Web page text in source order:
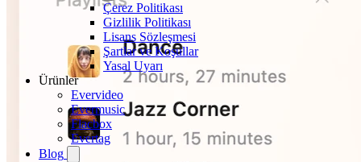
Çerez Politikası
Gizlilik Politikası
Lisans Sözleşmesi
Şartlar ve Koşullar
Yasal Uyarı
Ürünler
Evervideo
Evermusic
Flacbox
Evertag
Blog